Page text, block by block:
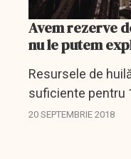
Avem rezerve
nu le putem
Resursele de
suficiente pentru
este imposibilă,
20 SEPTEMBRIE 2018